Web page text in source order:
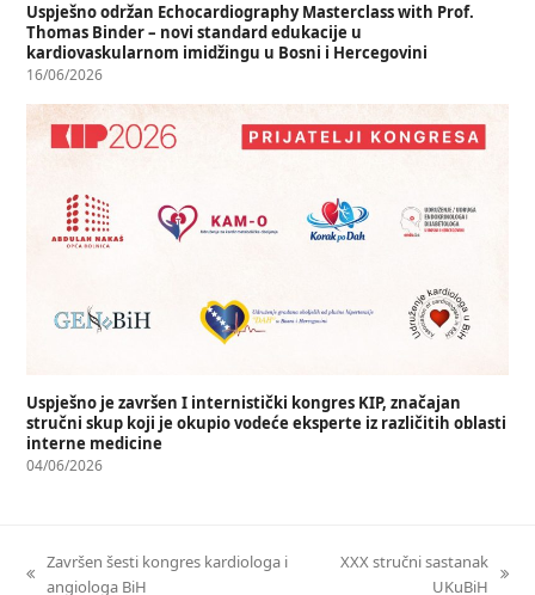
Uspješno održan Echocardiography Masterclass with Prof.
Thomas Binder – novi standard edukacije u
kardiovaskularnom imidžingu u Bosni i Hercegovini
16/06/2026
Uspješno je završen I internistički kongres KIP, značajan
stručni skup koji je okupio vodeće eksperte iz različitih oblasti
interne medicine
04/06/2026
Završen šesti kongres kardiologa i
angiologa BiH
XXX stručni sastanak
UKuBiH